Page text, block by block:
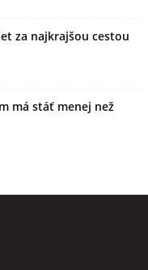
za najkrajšou cestou
má stáť menej než